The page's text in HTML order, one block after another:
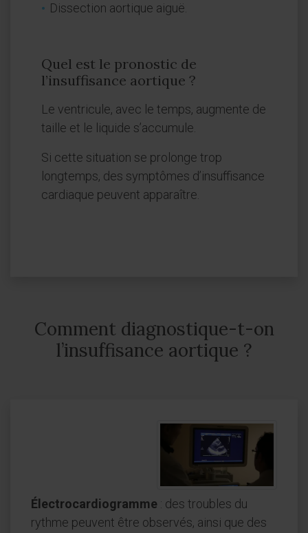
Dissection aortique aiguë.
Quel est le pronostic de
l’insuffisance aortique ?
Le ventricule, avec le temps, augmente de
taille et le liquide s’accumule.
Si cette situation se prolonge trop
longtemps, des symptômes d’insuffisance
cardiaque peuvent apparaître.
Comment diagnostique-t-on
l’insuffisance aortique ?
Électrocardiogramme : des troubles du
rythme peuvent être observés, ainsi que des